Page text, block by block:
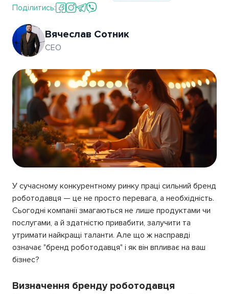
Поділитись:
Вячеслав Сотник
СEO
У сучасному конкурентному ринку праці сильний бренд
роботодавця — це не просто перевага, а необхідність.
Сьогодні компанії змагаються не лише продуктами чи
послугами, а й здатністю привабити, залучити та
утримати найкращі таланти. Але що ж насправді
означає "бренд роботодавця" і як він впливає на ваш
бізнес?
Визначення бренду роботодавця